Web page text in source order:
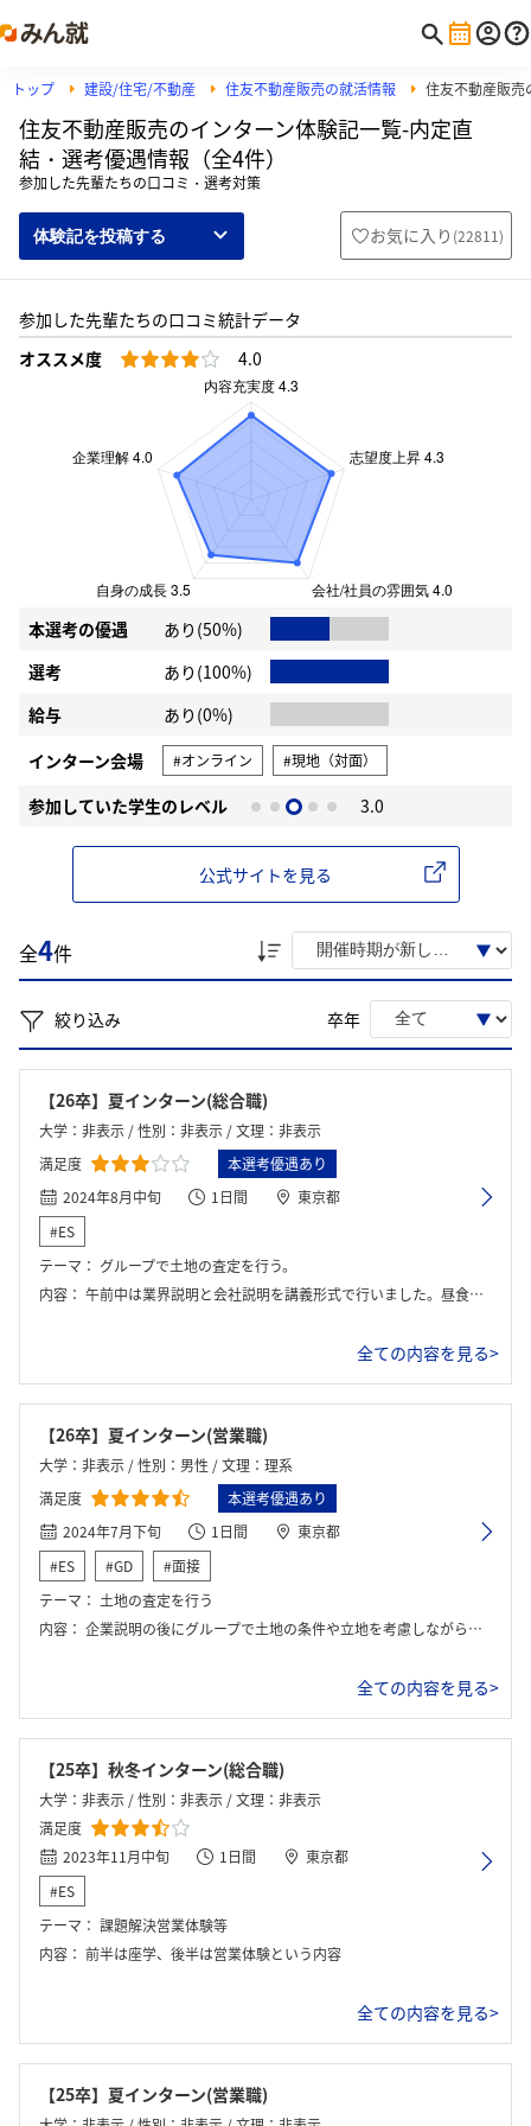
トップ 建設/住宅/不動産 住友不動産販売の就活情報 住友不動産販売
住友不動産販売のインターン体験記一覧-内定直
結・選考優遇情報（全4件）
参加した先輩たちの口コミ・選考対策
体験記を投稿する お気に入り (22811)
参加した先輩たちの口コミ統計データ
オススメ度
4.0
本選考の優遇
あり(50%)
選考
あり(100%)
給与
あり(0%)
インターン会場
#オンライン #現地（対面）
参加していた学生のレベル 3.0
公式サイトを見る
全4件
絞り込み 卒年
【26卒】夏インターン(総合職)
大学：非表示 / 性別：非表示 / 文理：非表示
満足度
本選考優遇あり
2024年8月中旬
1日間
東京都
#ES
テーマ： グループで土地の査定を行う。
内容： 午前中は業界説明と会社説明を講義形式で行いました。昼食を取り、午後から土地査定のワークがあり、グループでワークに取り組み、最後に解答の発表を行いました。
全ての内容を見る>
【26卒】夏インターン(営業職)
大学：非表示 / 性別：男性 / 文理：理系
満足度
本選考優遇あり
2024年7月下旬
1日間
東京都
#ES
#GD
#面接
テーマ： 土地の査定を行う
内容： 企業説明の後にグループで土地の条件や立地を考慮しながら土地の査定を行い発表しました。
全ての内容を見る>
【25卒】秋冬インターン(総合職)
大学：非表示 / 性別：非表示 / 文理：非表示
満足度
2023年11月中旬
1日間
東京都
#ES
テーマ： 課題解決営業体験等
内容： 前半は座学、後半は営業体験という内容
全ての内容を見る>
【25卒】夏インターン(営業職)